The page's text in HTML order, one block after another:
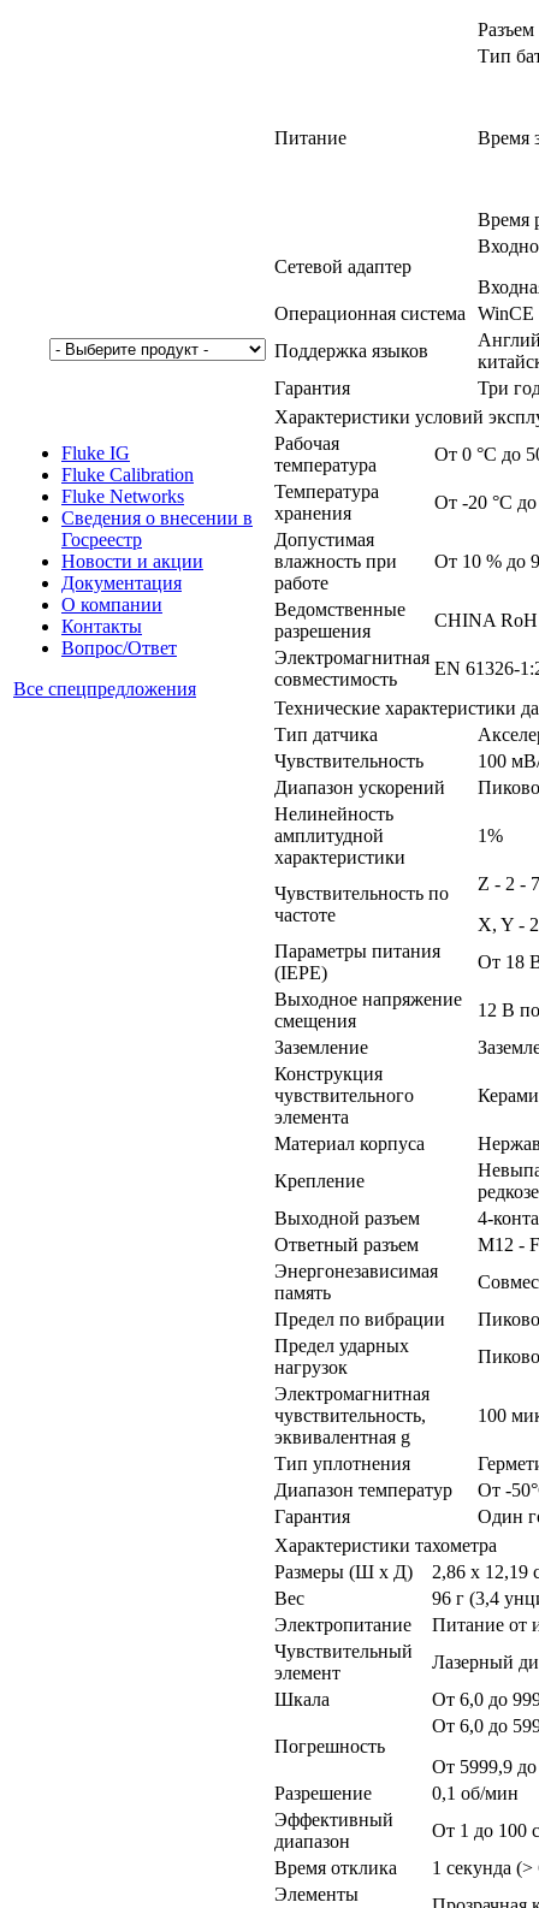
Fluke IG
Fluke Calibration
Fluke Networks
Сведения о внесении в
Госреестр
Новости и акции
Документация
О компании
Контакты
Вопрос/Ответ
Все спецпредложения
Питание
Тип
Время
Время
Сетевой адаптер
Операционная система
WinCE
Поддержка языков
Гарантия
Три
Характеристики условий
Рабочая
температура
От 0 °C до
Температура
хранения
От -20 °C до
Допустимая
влажность при
работе
От 10 % до
Ведомственные
разрешения
CHINA
Электромагнитная
совместимость
EN 61326-
Технические характеристики
Тип датчика
Чувствительность
100
Диапазон ускорений
Нелинейность
амплитудной
характеристики
1%
Чувствительность по
частоте
Z - 2 -
X, Y -
Параметры питания
(IEPE)
От 18
Выходное напряжение
смещения
12 В
Заземление
Конструкция
чувствительного
элемента
Материал корпуса
Крепление
Выходной разъем
4-
Ответный разъем
M12 -
Энергонезависимая
память
Предел по вибрации
Предел ударных
нагрузок
Электромагнитная
чувствительность,
эквивалентная g
100
Тип уплотнения
Диапазон температур
От -
Гарантия
Один
Характеристики тахометра
Размеры (Ш x Д)
2,86 x 12,19
Вес
96 г (3,4
Электропитание
Питание от
Чувствительный
элемент
Лазерный
Шкала
От 6,0 до
Погрешность
От 6,0 до
От 5999,9
Разрешение
0,1 об/мин
Эффективный
диапазон
От 1 до 100
Время отклика
1 секунда
Элементы